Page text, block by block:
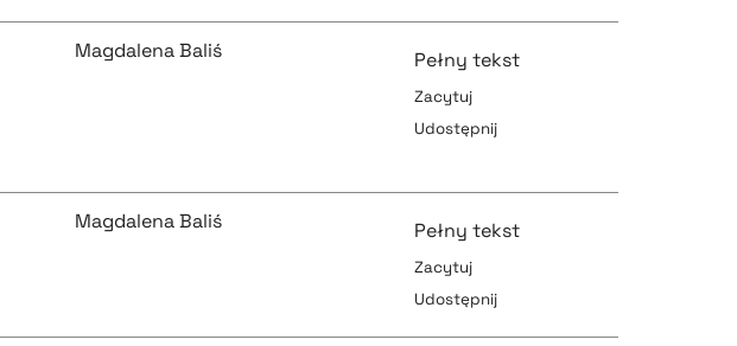
pobierz cytat
pobierz cytat
Magdalena Baliś Pełny tekst
Zacytuj
Udostępnij
pobierz cytat
Magdalena Baliś Pełny tekst
Zacytuj
Udostępnij